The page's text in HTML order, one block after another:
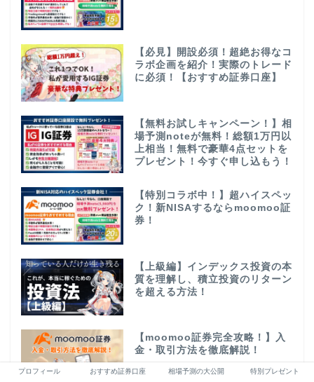
【必見】開設必須！超絶お得なコ
ラボ企画を紹介！実際のトレード
に必須！【おすすめ証券口座】
【無料お試しキャンペーン！】相
場予測noteが無料！総額1万円以
上相当！無料で豪華4点セットを
プレゼント！今すぐ申し込もう！
【特別コラボ中！】超ハイスペッ
ク！新NISAするならmoomoo証
券！
【上級編】インデックス投資の本
質を理解し、積立投資のリターン
を超える方法！
【moomoo証券完全攻略！】入
金・取引方法を徹底解説！
プロフィール おすすめ証券口座 相場予測の大公開 特別プレゼント